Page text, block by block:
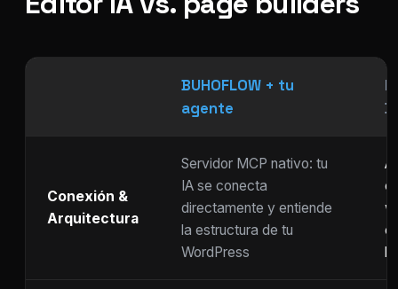
BUHOFLOW + tu
agente
Conexión &
Arquitectura
Servidor MCP nativo: tu
IA se conecta
directamente y entiende
la estructura de tu
WordPress